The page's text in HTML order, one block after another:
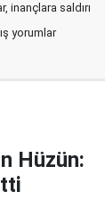
inançlara saldırı
yorumlar
Hüzün: